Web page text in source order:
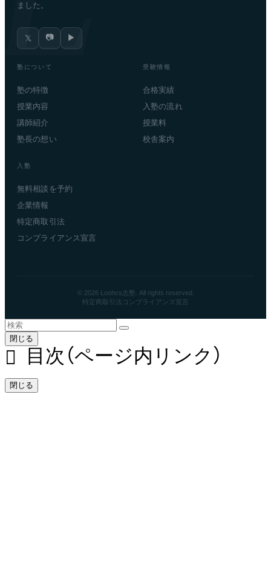
ました。
𝕏 📷 ▶
塾について
塾の特徴
授業内容
講師紹介
塾長の想い
受験情報
合格実績
入塾の流れ
授業料
校舎案内
入塾
無料相談を予約
企業情報
特定商取引法
コンプライアンス宣言
© 2026 Loohcs志塾. All rights reserved.
特定商取引法 コンプライアンス宣言
閉じる
目次（ページ内リンク）
閉じる